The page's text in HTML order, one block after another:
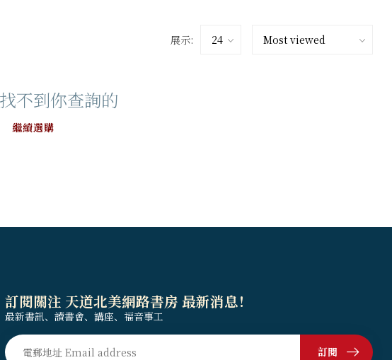
展示:
不到你查詢的
繼續選購
訂閱關注 天道北美網路書房 最新消息！
最新書訊、讀書會、講座、福音事工
訂閱